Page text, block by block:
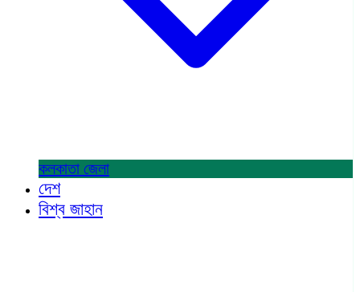
কলকাতা জেলা
দেশ
বিশ্ব জাহান